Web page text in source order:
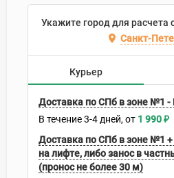
Укажите город для расчета
Санкт-
Курьер
Доставка по СПб в зоне №1 -
В течение3-4 дней 1 990₽
Доставка по СПб в зоне №1
на лифте, либо занос в
(пронос не более 30 м)